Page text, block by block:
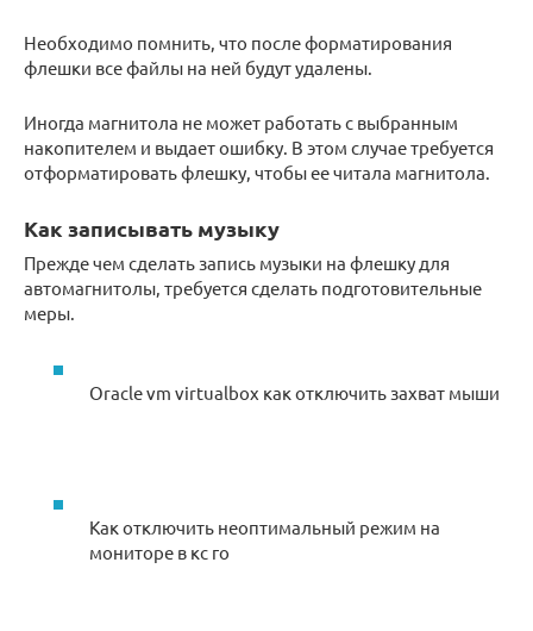
Необходимо помнить, что после форматирования
флешки все файлы на ней будут удалены.
Иногда магнитола не может работать с выбранным
накопителем и выдает ошибку. В этом случае требуется
отформатировать флешку, чтобы ее читала магнитола.
Как записывать музыку
Прежде чем сделать запись музыки на флешку для
автомагнитолы, требуется сделать подготовительные
меры.
Oracle vm virtualbox как отключить захват мыши
Как отключить неоптимальный режим на
мониторе в кс го